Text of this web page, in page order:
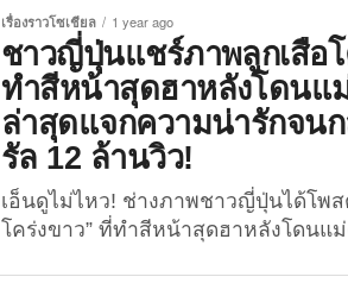
เหมือนว่าจะเป็นคอนเทนต์ที่ถูกอกถูกใ
น้อย เพราะงั้นวันนี้พวกเราก็จะพาเพื่อ
สิ่งมีชีวิตที่น่ารักแต่เป็นนักล่ากันอีกครั้ง
เสือโฮกปิ๊บสีขาวสุดคิ้วท์ ที่ลั่นชัตเตอร์
ชาวญี่ปุ่น “RIKUNOW” หรือเจ้าของแ
ท์ X: @rikunow ที่มีผู้ติดตามกว่า 8.7
อดิเรกของเขาคือการเดินทางไปเที่ยว
แห่งในญี่ปุ่นและถ่ายภาพเสือในอิริยาบถ
เสมอ โดยเฉพาะเสือโคร่งและเสือดาว
ชอบเป็นพิเศษ แต่สิ่งที่เป็นเสน่ห์ของภ
เรื่องราวโซเชียล 1 year ago
ชาวญี่ปุ่นแชร์ภาพลูกเสือ
ทำสีหน้าสุดฮาหลังโดนแ
ล่าสุดแจกความน่ารักจนก
รัล 12 ล้านวิว!
เอ็นดูไม่ไหว! ช่างภาพชาวญี่ปุ่นได้โพส
โคร่งขาว” ที่ทำสีหน้าสุดฮาหลังโดนแ